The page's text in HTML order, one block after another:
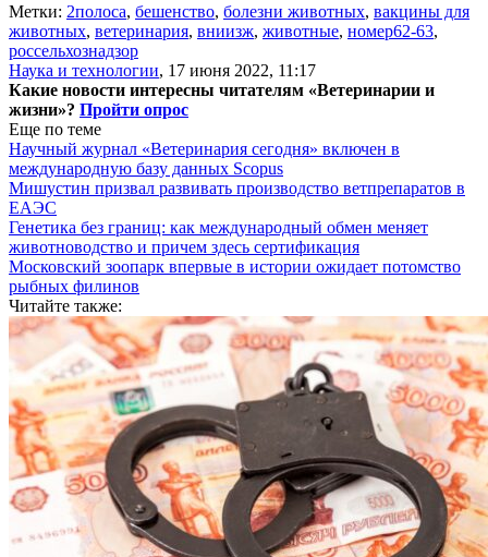
Метки: 2полоса, бешенство, болезни животных, вакцины для
животных, ветеринария, вниизж, животные, номер62-63,
россельхознадзор
Наука и технологии, 17 июня 2022, 11:17
Какие новости интересны читателям «Ветеринарии и
жизни»? Пройти опрос
Еще по теме
Научный журнал «Ветеринария сегодня» включен в
международную базу данных Scopus
Мишустин призвал развивать производство ветпрепаратов в
ЕАЭС
Генетика без границ: как международный обмен меняет
животноводство и причем здесь сертификация
Московский зоопарк впервые в истории ожидает потомство
рыбных филинов
Читайте также: